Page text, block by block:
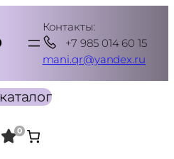
Контакты:
+7 985 014 60 15
mani.qr@yandex.ru
каталог
0